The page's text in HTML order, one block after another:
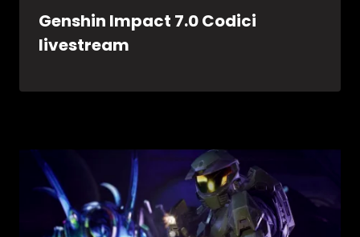
Genshin Impact 7.0 Codici
livestream